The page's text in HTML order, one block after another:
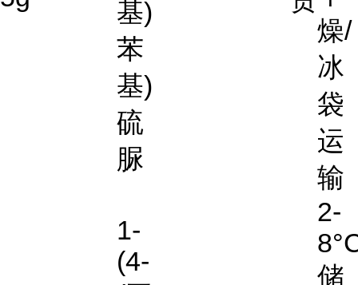
基)
苯
基)
硫
脲
燥/
冰
袋
运
输
1-
(4-
2-
储